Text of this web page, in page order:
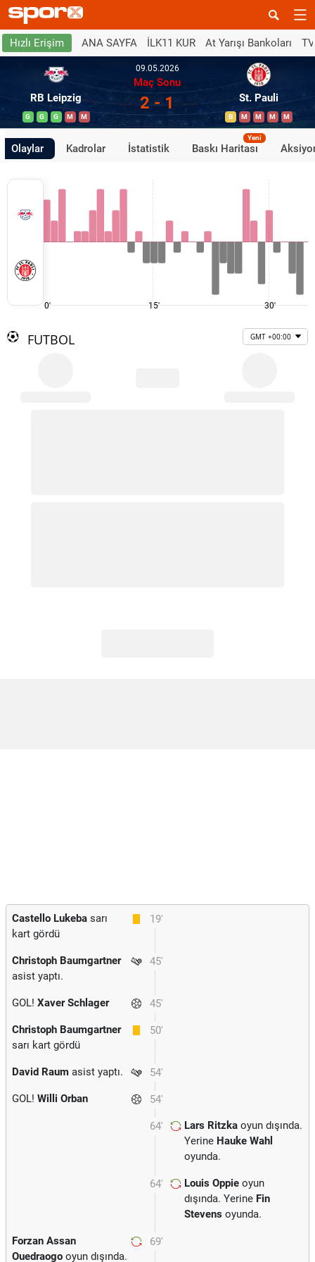
Hızlı Erişim ANA SAYFA İLK11 KUR At Yarışı Bankoları
RB Leipzig
G G G M M
09.05.2026
Maç Sonu
2 - 1 St. Pauli
B M M M M
Olaylar Kadrolar İstatistik Baskı Haritası
Yeni
0' 15' 30'
FUTBOL GMT +00:00
19'
Castello Lukeba sarı
kart gördü
45'
Christoph Baumgartner
asist yaptı.
45'
GOL! Xaver Schlager
50'
Christoph Baumgartner
sarı kart gördü
54'
David Raum asist yaptı.
54'
GOL! Willi Orban
64' Lars Ritzka oyun dışında.
Yerine Hauke Wahl
oyunda.
64' Louis Oppie oyun
dışında. Yerine Fin
Stevens oyunda.
69'
Forzan Assan
Ouedraogo oyun dışında.